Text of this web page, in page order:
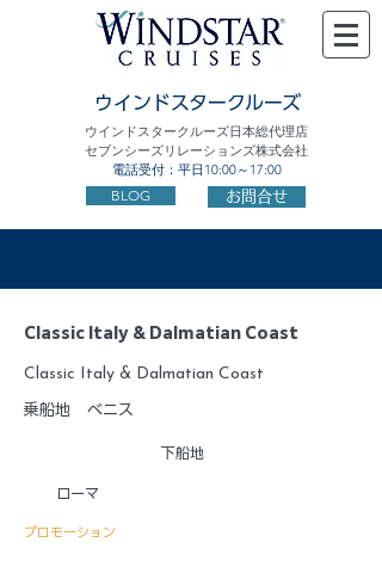
ウインドスタークルーズ
ウインドスタークルーズ日本総代理店
セブンシーズリレーションズ株式会社
電話受付：平日10:00～17:00
BLOG お問合せ
Classic Italy & Dalmatian Coast
Classic Italy & Dalmatian Coast
乗船地 ベニス
下船地
ローマ
プロモーション